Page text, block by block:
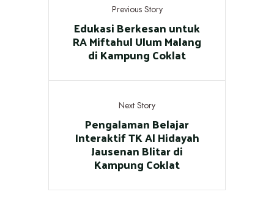
Previous Story
Edukasi Berkesan untuk
RA Miftahul Ulum Malang
di Kampung Coklat
Next Story
Pengalaman Belajar
Interaktif TK Al Hidayah
Jausenan Blitar di
Kampung Coklat